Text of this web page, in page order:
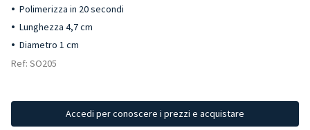
Polimerizza in 20 secondi
Lunghezza 4,7 cm
Diametro 1 cm
Ref: SO205
Accedi per conoscere i prezzi e acquistare